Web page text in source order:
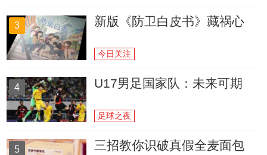
3 新版《防卫白皮书》藏祸心
今日关注
4 U17男足国家队：未来可期
足球之夜
5 三招教你识破真假全麦面包